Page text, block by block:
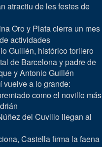
atractiu de les festes de
Oro y Plata cierra un mes
actividades
Guillén, histórico torilero
de Barcelona y padre de
y Antonio Guillén
vuelve a lo grande:
como el novillo más
del Cuvillo llegan al
Castella firma la faena